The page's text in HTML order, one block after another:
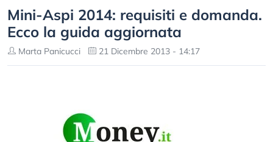
Mini-Aspi 2014: requisiti e domanda.
Ecco la guida aggiornata
Marta Panicucci 21 Dicembre 2013 - 14:17